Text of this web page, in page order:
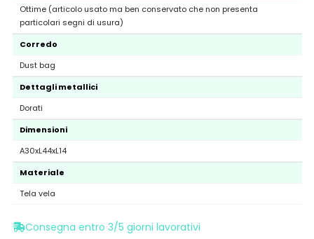
Ottime (articolo usato ma ben conservato che non presenta
particolari segni di usura)
Corredo
Dust bag
Dettagli metallici
Dorati
Dimensioni
A30xL44xL14
Materiale
Tela vela
Consegna entro 3/5 giorni lavorativi